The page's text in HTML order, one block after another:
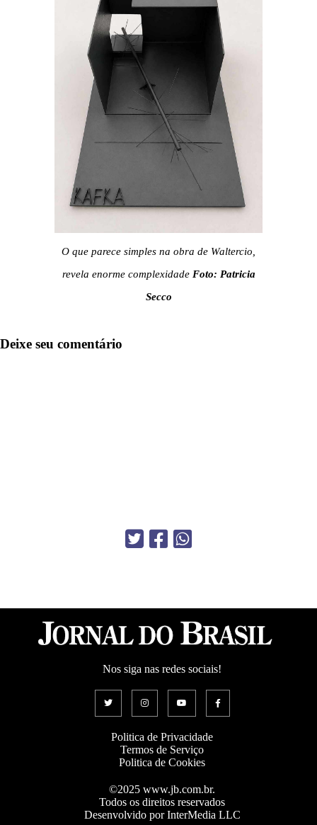
O que parece simples na obra de Waltercio,
revela enorme complexidade Foto: Patricia
Secco
Deixe seu comentário
Nos siga nas redes sociais!
Politica de Privacidade
Termos de Serviço
Politica de Cookies
©2025 www.jb.com.br.
Todos os direitos reservados
Desenvolvido por InterMedia LLC